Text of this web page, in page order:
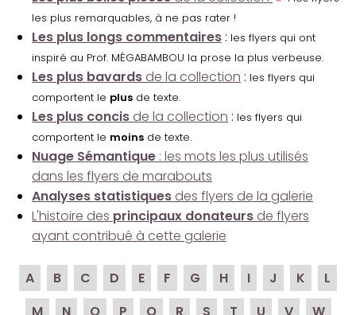
les plus remarquables, à ne pas rater !
Les plus longs commentaires : les flyers qui ont
inspiré au Prof. MÉGABAMBOU la prose la plus verbeuse.
Les plus bavards de la collection : les flyers qui
comportent le plus de texte.
Les plus concis de la collection : les flyers qui
comportent le moins de texte.
Nuage Sémantique : les mots les plus utilisés
dans les flyers de marabouts
Analyses statistiques des flyers de la galerie
L'histoire des principaux donateurs de flyers
ayant contribué à cette galerie
A B C D E F G H I J K
L